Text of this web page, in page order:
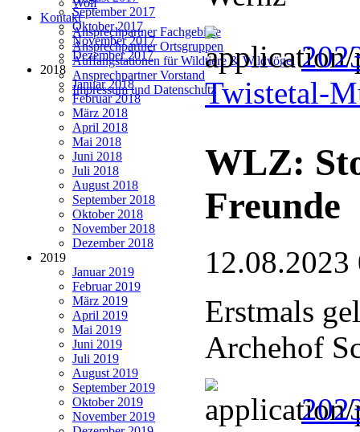
Wolf
Kontakt
Ansprechpartner Fachgebiete
Ansprechpartner Ortsgruppen
Auffangstationen für Wildtiere & Wildvögel
Ansprechpartner Vorstand
Impressum und Datenschutz
September 2017
Oktober 2017
November 2017
Dezember 2017
2018
Januar 2018
Februar 2018
März 2018
April 2018
Mai 2018
Juni 2018
Juli 2018
August 2018
September 2018
Oktober 2018
November 2018
Dezember 2018
2019
Januar 2019
Februar 2019
März 2019
April 2019
Mai 2019
Juni 2019
Juli 2019
August 2019
September 2019
Oktober 2019
November 2019
Twistetal-
WLZ:
Freunde
12.08.2023
Erstmals
Archehof